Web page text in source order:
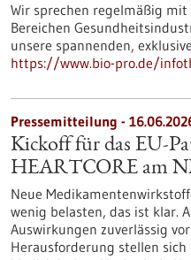
Wir sprechen regelmäßig
Bereichen
unsere spannenden,
https://www.bio-pro.de/
Pressemitteilung -
Kickoff für das EU-
HEARTCORE am
Neue
wenig belasten, das ist klar.
Auswirkungen zuverlässig
Herausforderung stellen sich